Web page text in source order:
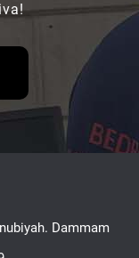
Dammam